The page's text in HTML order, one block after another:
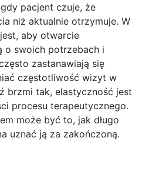
pacjent czuje, że
niż aktualnie otrzymuje. W
aby otwarcie
o swoich potrzebach i
zastanawiają się
częstotliwość wizyt w
brzmi tak, elastyczność jest
procesu terapeutycznego.
może być to, jak długo
uznać ją za zakończoną.